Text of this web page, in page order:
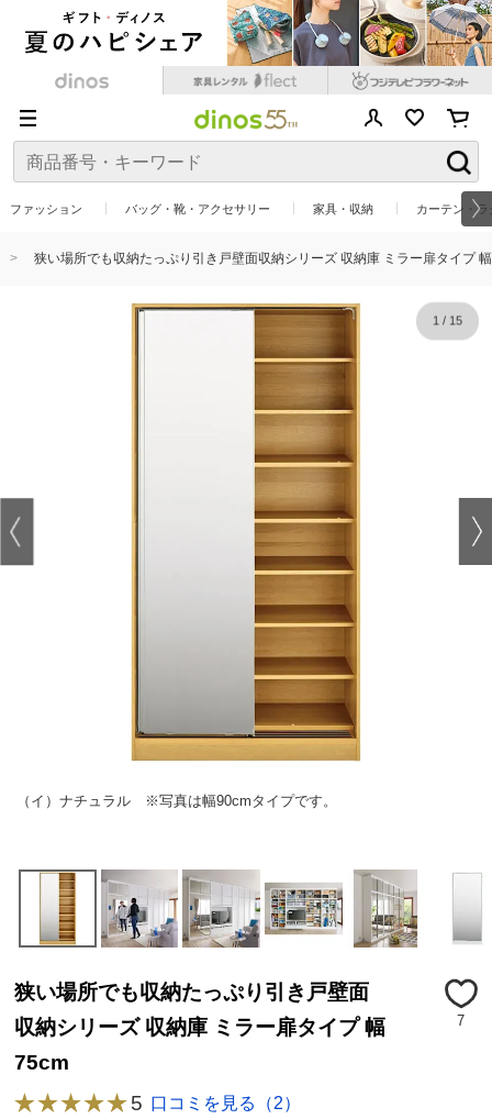
ファッション バッグ・靴・アクセサリー 家具・収納 カーテン・
狭い場所でも収納たっぷり引き戸壁面収納シリーズ 収納庫 ミラー扉タイプ
（イ）ナチュラル ※写真は幅90cmタイプです。
1/ 15
狭い場所でも収納たっぷり引き戸壁面
収納シリーズ 収納庫 ミラー扉タイプ 幅
75cm
7
5 口コミを見る（2）